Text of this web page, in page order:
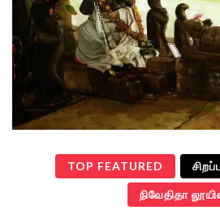
TOP FEATURED
நிவேதிதா